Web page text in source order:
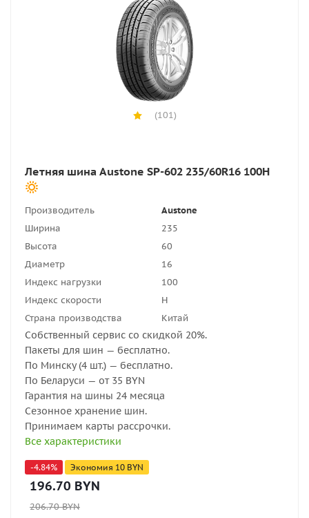
(101)
Летняя шина Austone SP-602 235/60R16 100H
Производитель
Austone
Ширина
235
Высота
60
Диаметр
16
Индекс нагрузки
100
Индекс скорости
H
Страна производства
Китай
Собственный сервис со скидкой 20%.
Пакеты для шин — бесплатно.
По Минску (4 шт.) — бесплатно.
По Беларуси — от 35 BYN
Гарантия на шины 24 месяца
Сезонное хранение шин.
Принимаем карты рассрочки.
Все характеристики
-4.84% Экономия 10 BYN
196.70 BYN
206.70BYN